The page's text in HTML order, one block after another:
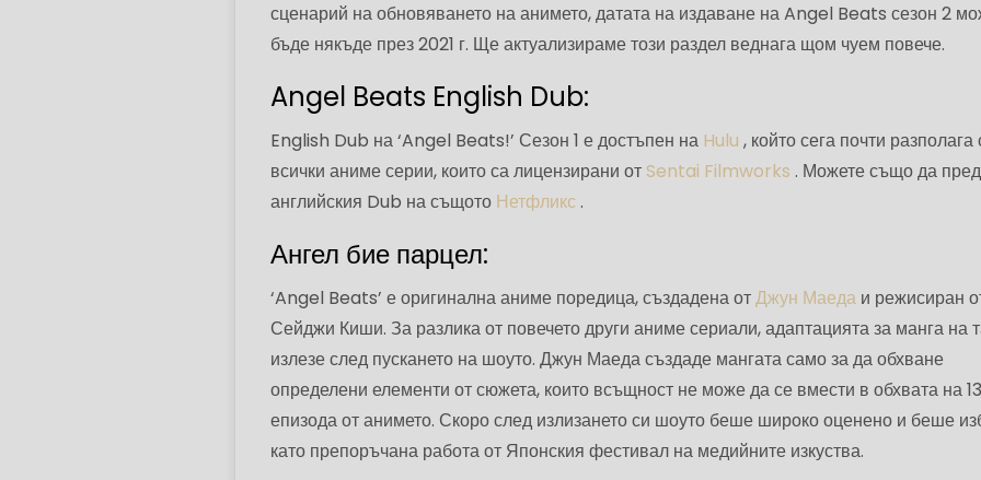
сценарий на обновяването на анимето, датата на издаване на Angel Beats сезон 2
бъде някъде през 2021 г. Ще актуализираме този раздел веднага щом чуем повече.
Angel Beats English Dub:
English Dub на ‘Angel Beats!’ Сезон 1 е достъпен на Hulu , който сега почти разполага
всички аниме серии, които са лицензирани от Sentai Filmworks . Можете също да
английския Dub на същото Нетфликс.
Ангел бие парцел:
‘Angel Beats’ е оригинална аниме поредица, създадена отДжун Маеда и режисиран
Сейджи Киши. За разлика от повечето други аниме сериали, адаптацията за манга на
излезе след пускането на шоуто. Джун Маеда създаде мангата само за да обхване
определени елементи от сюжета, които всъщност не може да се вмести в обхвата на
епизода от анимето. Скоро след излизането си шоуто беше широко оценено и беше
като препоръчана работа от Японския фестивал на медийните изкуства.